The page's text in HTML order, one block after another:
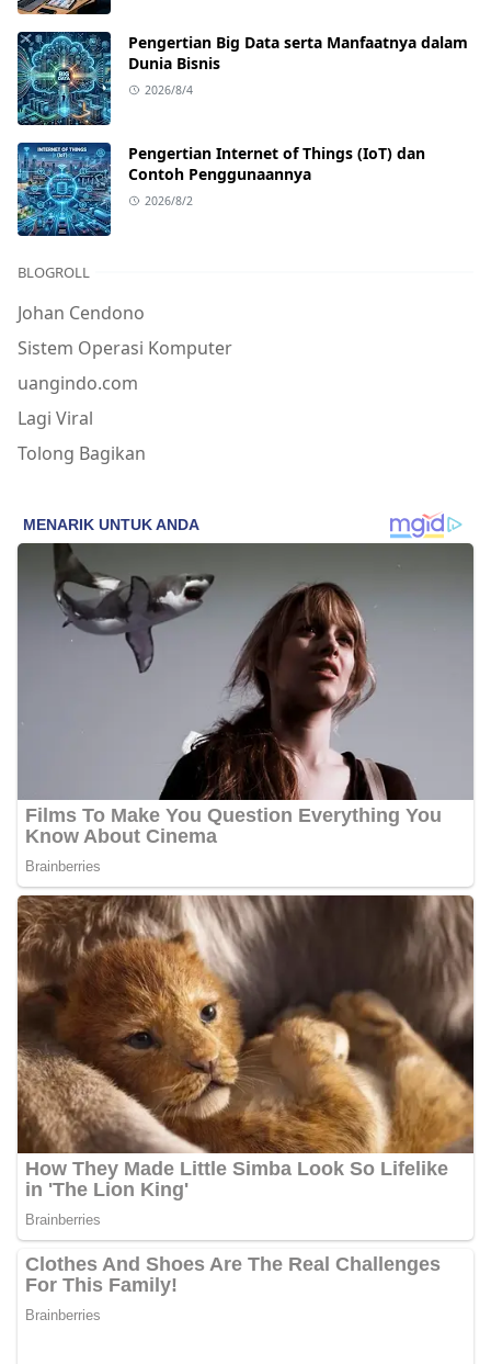
Pengertian Big Data serta Manfaatnya dalam
Dunia Bisnis
2026/8/4
Pengertian Internet of Things (IoT) dan
Contoh Penggunaannya
2026/8/2
BLOGROLL
Johan Cendono
Sistem Operasi Komputer
uangindo.com
Lagi Viral
Tolong Bagikan